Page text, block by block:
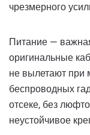
чрезмерного
Питание —
оригинальные
не вылетают
беспроводных
отсеке, без
неустойчивое